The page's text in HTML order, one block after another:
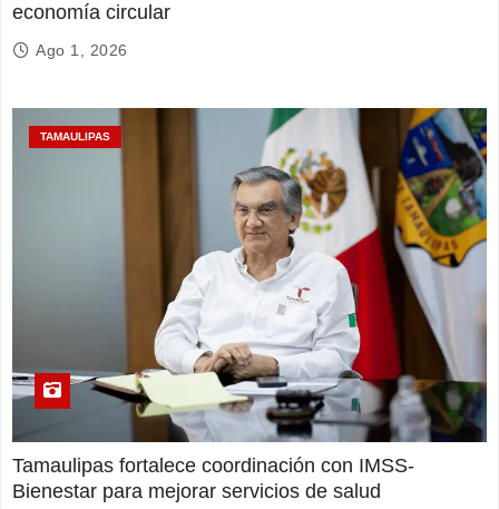
economía circular
Ago 1, 2026
TAMAULIPAS
Tamaulipas fortalece coordinación con IMSS-
Bienestar para mejorar servicios de salud